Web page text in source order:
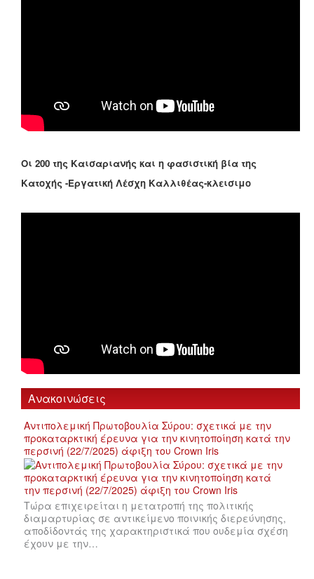
Οι 200 της Καισαριανής και η φασιστική βία της
Κατοχής -Εργατική Λέσχη Καλλιθέας-κλεισιμο
Ανακοινώσεις
Αντιπολεμική Πρωτοβουλία Σύρου: σχετικά με την
προκαταρκτική έρευνα για την κινητοποίηση κατά την
περσινή (22/7/2025) άφιξη του Crown Iris
Τώρα επιχειρείται η μετατροπή της πολιτικής
διαμαρτυρίας σε αντικείμενο ποινικής διερεύνησης,
αποδίδοντάς της χαρακτηριστικά που ουδεμία σχέση
έχουν με την…